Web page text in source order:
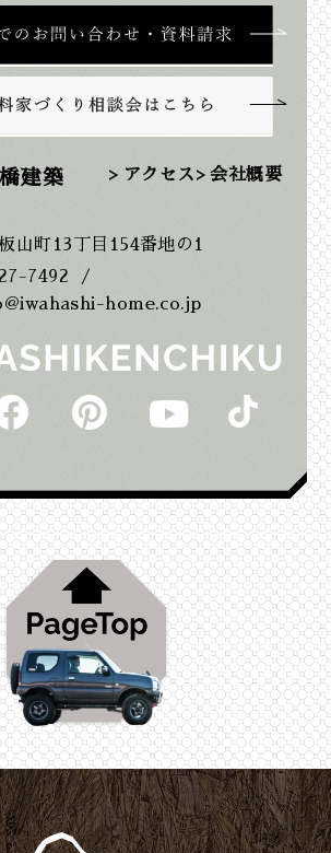
建築
山町13丁目154番地の1
7492 /
home.co.jp
> アクセス> 会社概要